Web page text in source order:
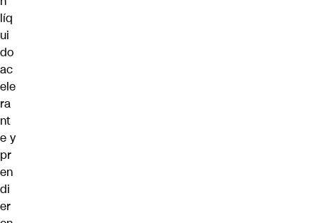
líq
ui
do
ac
ele
ra
nt
e y
pr
en
di
er